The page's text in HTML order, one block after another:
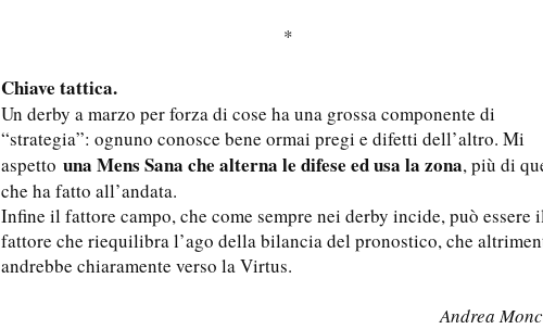
*
Chiave tattica.
Un derby a marzo per forza di cose ha una grossa componente di
“strategia”: ognuno conosce bene ormai pregi e difetti dell’altro. Mi
aspetto una Mens Sana che alterna le difese ed usa la zona, più di
che ha fatto all’andata.
Infine il fattore campo, che come sempre nei derby incide, può essere
fattore che riequilibra l’ago della bilancia del pronostico, che
andrebbe chiaramente verso la Virtus.
Andrea